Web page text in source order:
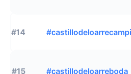
#14
#15 #castillodeloarreboda